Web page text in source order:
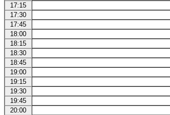
17:15
17:30
17:45
18:00
18:15
18:30
18:45
19:00
19:15
19:30
19:45
20:00